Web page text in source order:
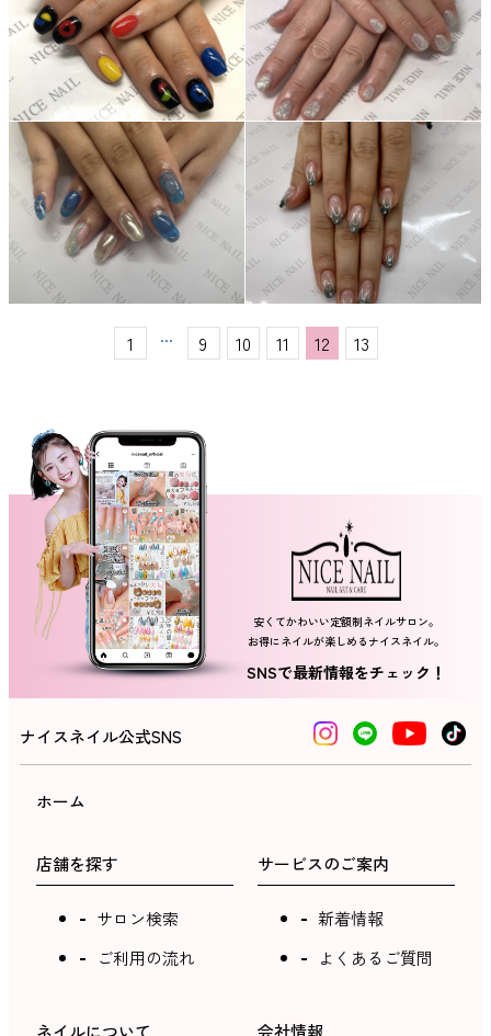
1 ... 9 10 11 12 13
安くてかわいい定額制ネイルサロン。
お得にネイルが楽しめるナイスネイル。
SNSで最新情報をチェック！
ナイスネイル公式SNS
ホーム
店舗を探す
サロン検索
ご利用の流れ
サービスのご案内
新着情報
よくあるご質問
ネイルについて 会社情報